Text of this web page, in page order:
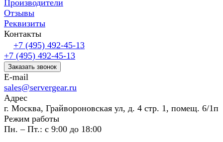
Производители
Отзывы
Реквизиты
Контакты
+7 (495) 492-45-13
+7 (495) 492-45-13
Заказать звонок
E-mail
sales@servergear.ru
Адрес
г. Москва, Грайвороновская ул, д. 4 стр. 1, помещ. 6/1п
Режим работы
Пн. – Пт.: с 9:00 до 18:00